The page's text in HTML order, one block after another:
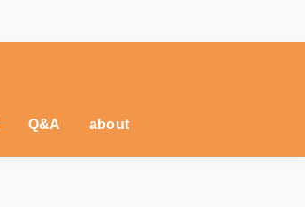
Q&A about